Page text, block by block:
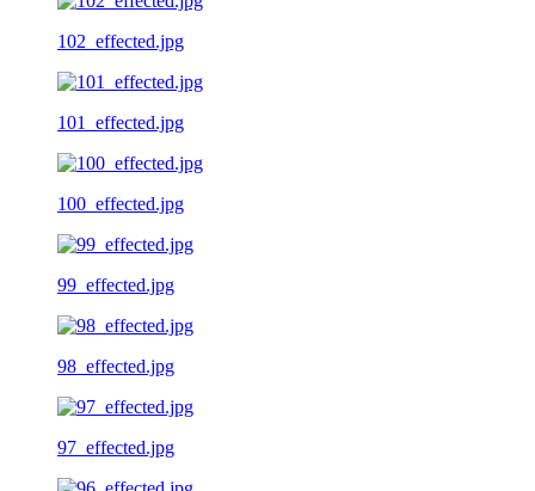
102_effected.jpg
101_effected.jpg
100_effected.jpg
99_effected.jpg
98_effected.jpg
97_effected.jpg